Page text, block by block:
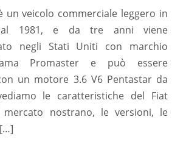
un veicolo commerciale leggero in
1981, e da tre anni viene
negli Stati Uniti con marchio
Promaster e può essere
un motore 3.6 V6 Pentastar da
le caratteristiche del Fiat
nostrano, le versioni, le